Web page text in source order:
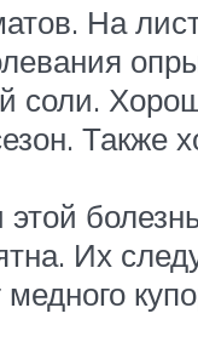
На
соли.
Также
Их